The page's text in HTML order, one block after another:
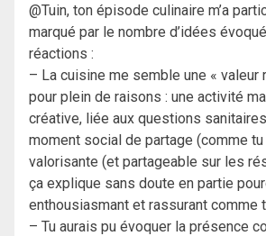
@Tuin, ton épisode culinaire m’a
marqué par le nombre d’idées
réactions :
– La cuisine me semble une « valeur
pour plein de raisons : une activité
créative, liée aux questions
moment social de partage (comme
valorisante (et partageable sur les
ça explique sans doute en partie
enthousiasmant et rassurant comme
– Tu aurais pu évoquer la présence